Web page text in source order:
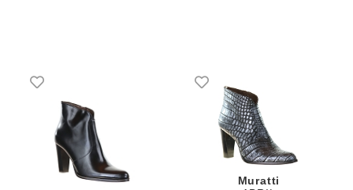
Muratti